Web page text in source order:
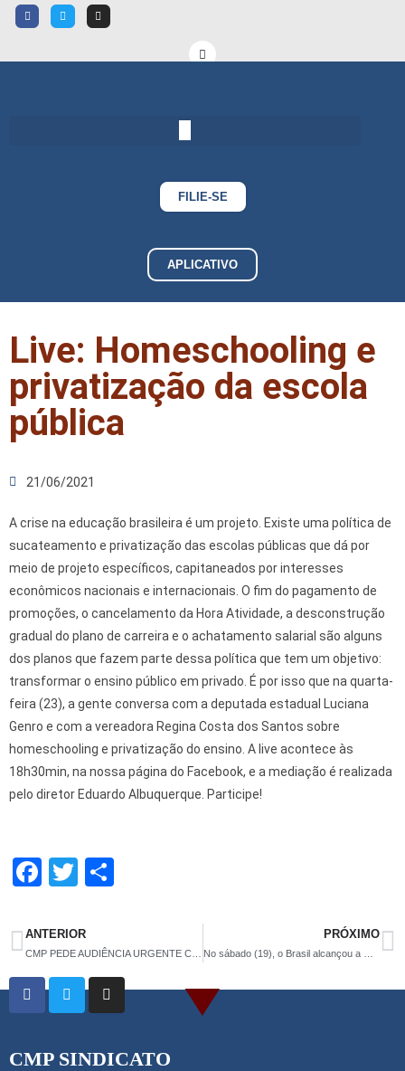
FILIE-SE
APLICATIVO
Live: Homeschooling e
privatização da escola
pública
21/06/2021
A crise na educação brasileira é um projeto. Existe uma política de
sucateamento e privatização das escolas públicas que dá por
meio de projeto específicos, capitaneados por interesses
econômicos nacionais e internacionais. O fim do pagamento de
promoções, o cancelamento da Hora Atividade, a desconstrução
gradual do plano de carreira e o achatamento salarial são alguns
dos planos que fazem parte dessa política que tem um objetivo:
transformar o ensino público em privado. É por isso que na quarta-
feira (23), a gente conversa com a deputada estadual Luciana
Genro e com a vereadora Regina Costa dos Santos sobre
homeschooling e privatização do ensino. A live acontece às
18h30min, na nossa página do Facebook, e a mediação é realizada
pelo diretor Eduardo Albuquerque. Participe!
F
ce
b
o
o
k
T
tt
er e
ANTERIOR PRÓXIMO
CMP SINDICATO